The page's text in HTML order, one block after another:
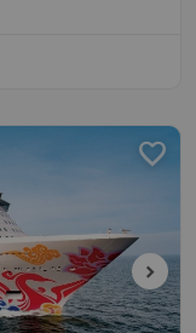
favorite
chevron_right